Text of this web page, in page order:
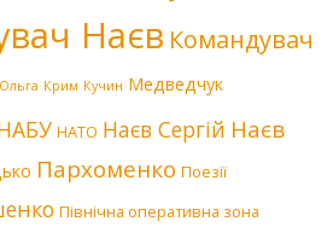
Наєв Командувач
Крим Кучин Медведчук
НАТО Наєв Сергій Наєв
Пархоменко Поезії
Північна оперативна зона